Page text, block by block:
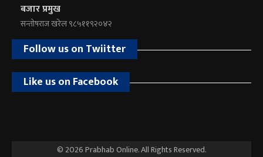
बजार प्रमुख
सन्तोषराज खरेल ९८५११९२०४२
Follow us on Twiitter
Like us on Facebook
© 2026 Prabhab Online. All Rights Reserved.